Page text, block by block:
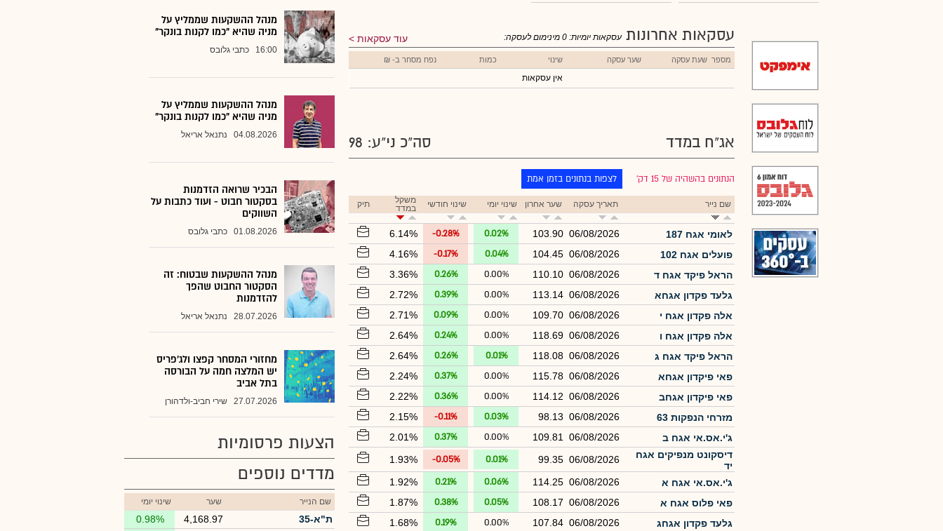
עסקאות אחרונות עוד עסקאות עסקאות יומיות: 0 מינימום לעסקה:
מספר שעת עסקה שער עסקה שינוי כמות נפח מסחר ב- ₪
אין עסקאות
אג"ח במדד סה"כ ני"ע: 98
הנתונים בהשהיה של 15 דק׳ לצפות בנתונים בזמן אמת
שם נייר תאריך עסקה שער אחרון שינוי יומי שינוי חודשי
משקל
במדד
תיק
לאומי אגח 187 06/08/2026
103.90
0.02%
-0.28%
6.14%
פועלים אגח 102
06/08/2026
104.45
0.04%
-0.17%
4.16%
הראל פיקד אגח ד
06/08/2026
110.10
0.00%
0.26%
3.36%
גלעד פקדון אגחא
06/08/2026
113.14
0.00%
0.39%
2.72%
אלה פקדון אגח י
06/08/2026
109.70
0.00%
0.09%
2.71%
אלה פקדון אגח ו
06/08/2026
118.69
0.00%
0.24%
2.64%
הראל פיקד אגח ג
06/08/2026
118.08
0.01%
0.26%
2.64%
פאי פיקדון אגחא
06/08/2026
115.78
0.00%
0.37%
2.24%
פאי פיקדון אגחב
06/08/2026
114.12
0.00%
0.36%
2.22%
מזרחי הנפקות 63
06/08/2026
98.13
0.03%
-0.11%
2.15%
ג'י.אס.אי אגח ב
06/08/2026
109.81
0.00%
0.37%
2.01%
דיסקונט מנפיקים אגח
יד
06/08/2026
99.35
0.01%
-0.05%
1.93%
ג'י.אס.אי אגח א 06/08/2026
114.25
0.06%
0.21%
1.92%
פאי פלוס אגח א
06/08/2026
108.17
0.05%
0.38%
1.87%
גלעד פקדון אגחג
06/08/2026
107.84
0.00%
0.19%
1.68%
מנהל ההשקעות שממליץ על
מניה שהיא "כמו לקנות בונקר"
16:00 כתבי גלובס
מנהל ההשקעות שממליץ על
מניה שהיא "כמו לקנות בונקר"
04.08.2026 נתנאל אריאל
הבכיר שרואה הזדמנות
בסקטור חבוט - ועוד כתבות על
השווקים
01.08.2026 כתבי גלובס
מנהל ההשקעות שבטוח: זה
הסקטור החבוט שהפך
להזדמנות
28.07.2026 נתנאל אריאל
מחזורי המסחר קפצו ולג'פריס
יש המלצה חמה על הבורסה
בתל אביב
27.07.2026 שירי חביב-ולדהורן
הצעות פרסומיות
מדדים נוספים
שם הנייר שער שינוי יומי
ת"א-35 4,168.97
0.98%